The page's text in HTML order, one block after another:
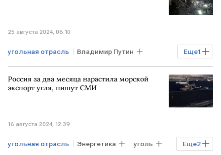
25 августа 2024, 06:10
Еще1
угольная отрасль Владимир Путин
поздравление
Россия за два месяца нарастила морской
экспорт угля, пишут СМИ
16 августа 2024, 12:39
Еще2
угольная отрасль Энергетика уголь